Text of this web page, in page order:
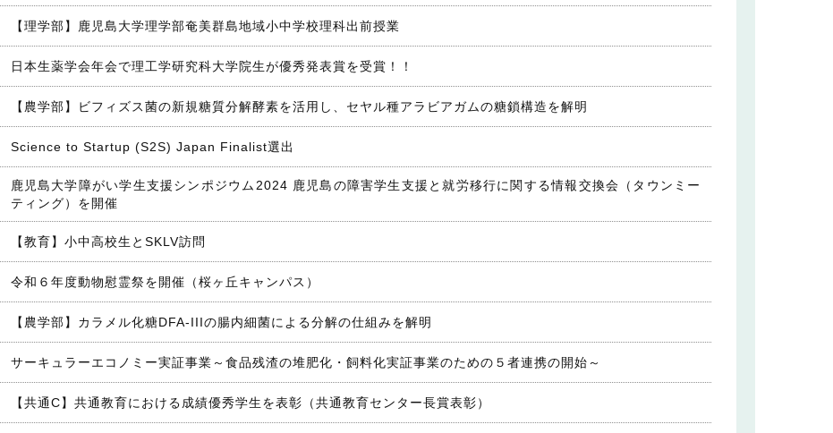
【理学部】鹿児島大学理学部奄美群島地域小中学校理科出前授業
日本生薬学会年会で理工学研究科大学院生が優秀発表賞を受賞！！
【農学部】ビフィズス菌の新規糖質分解酵素を活用し、セヤル種アラビアガムの糖鎖構造を解明
Science to Startup (S2S) Japan Finalist選出
鹿児島大学障がい学生支援シンポジウム2024 鹿児島の障害学生支援と就労移行に関する情報交換会（タウンミー
ティング）を開催
【教育】小中高校生とSKLV訪問
令和６年度動物慰霊祭を開催（桜ヶ丘キャンパス）
【農学部】カラメル化糖DFA-IIIの腸内細菌による分解の仕組みを解明
サーキュラーエコノミー実証事業～食品残渣の堆肥化・飼料化実証事業のための５者連携の開始～
【共通C】共通教育における成績優秀学生を表彰（共通教育センター長賞表彰）